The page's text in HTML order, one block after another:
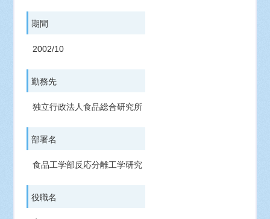
期間
2002/10
勤務先
独立行政法人食品総合研究所
部署名
食品工学部反応分離工学研究
役職名